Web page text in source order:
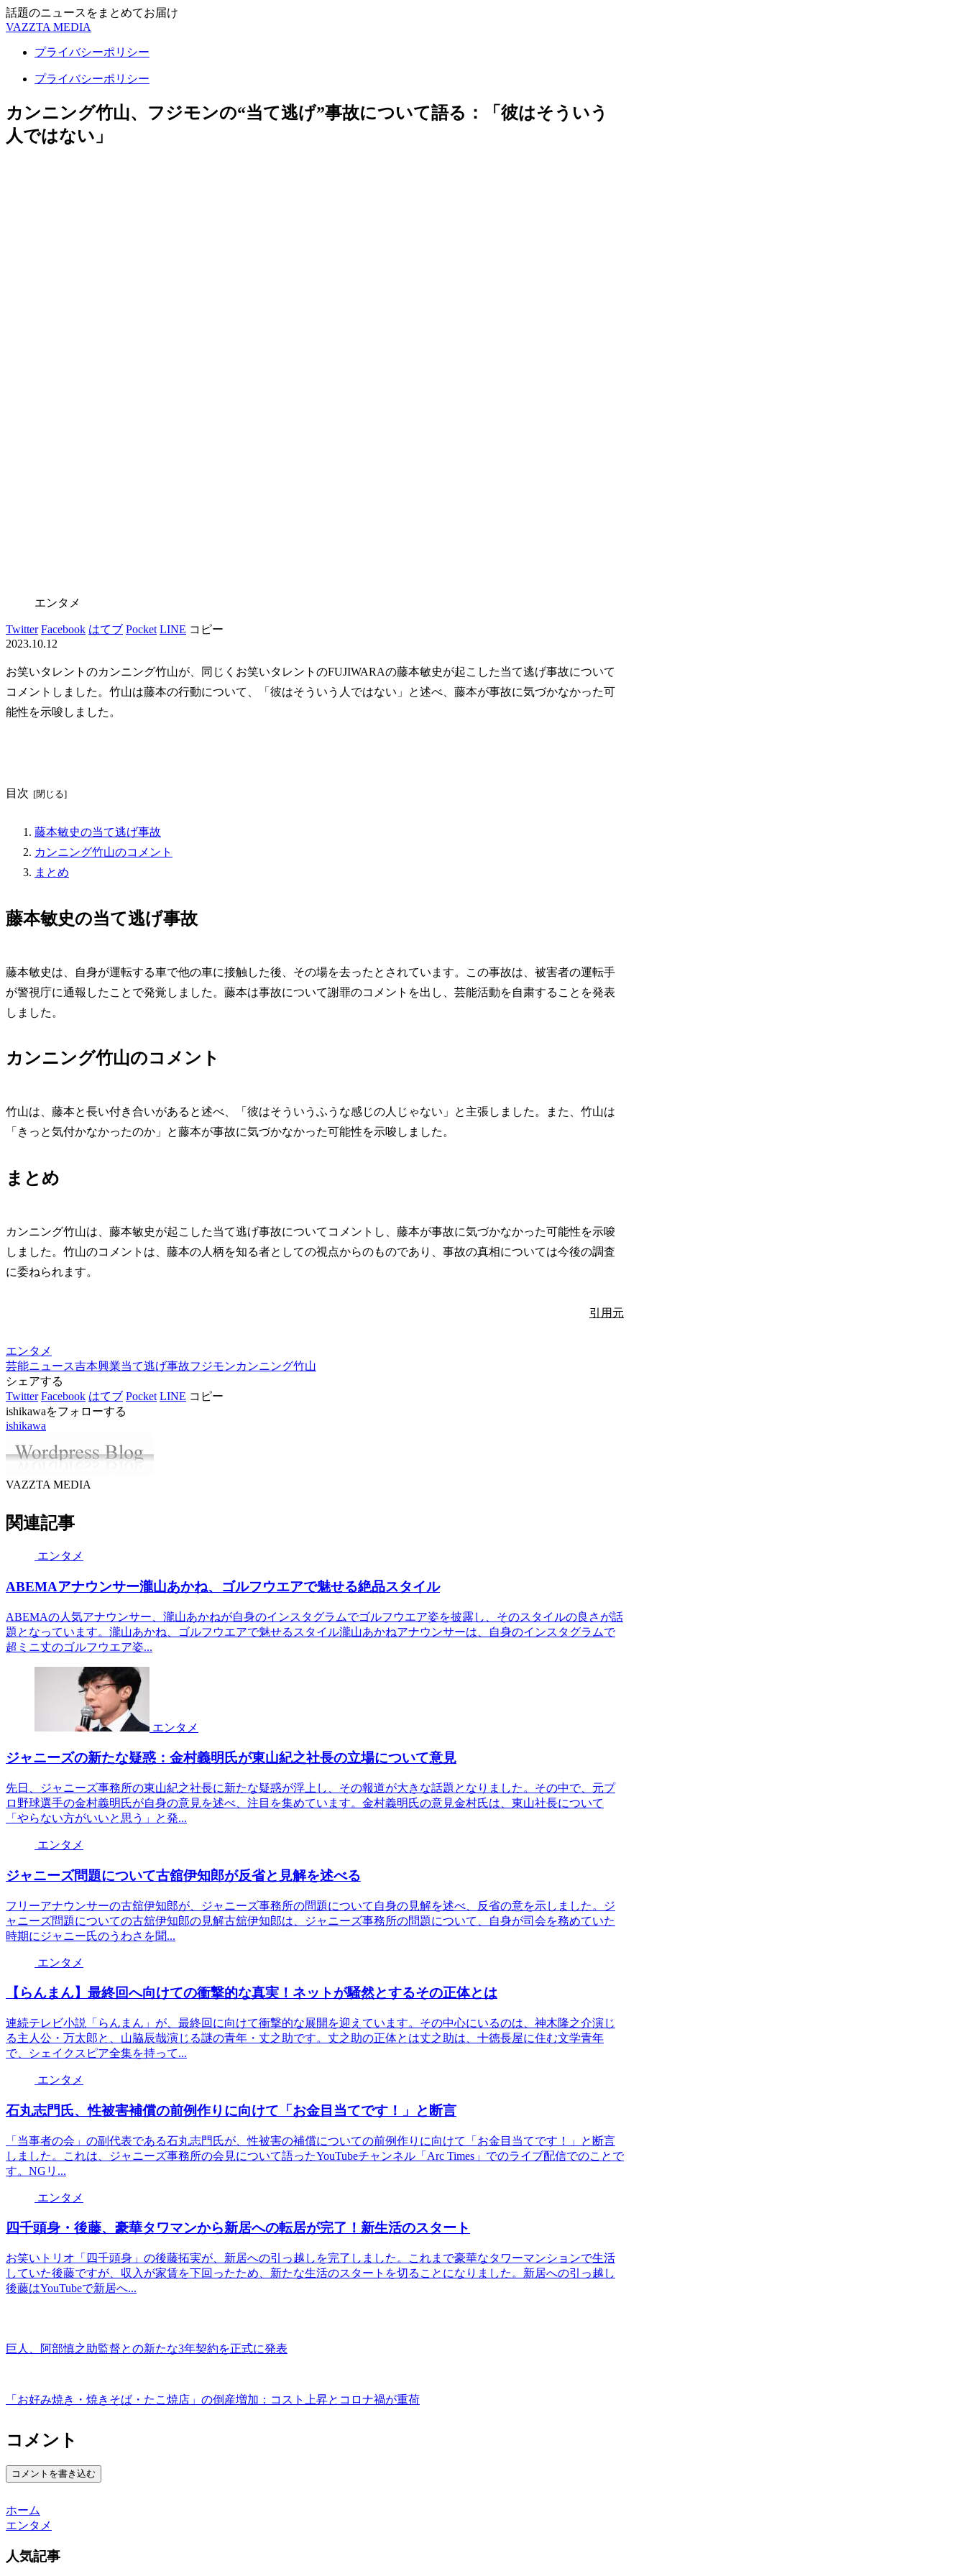
話題のニュースをまとめてお届け
VAZZTA MEDIA
プライバシーポリシー
プライバシーポリシー
カンニング竹山、フジモンの“当て逃げ”事故について語る：「彼はそういう
人ではない」
エンタメ
Twitter Facebook はてブ Pocket LINE コピー
2023.10.12
お笑いタレントのカンニング竹山が、同じくお笑いタレントのFUJIWARAの藤本敏史が起こした当て逃げ事故について
コメントしました。竹山は藤本の行動について、「彼はそういう人ではない」と述べ、藤本が事故に気づかなかった可
能性を示唆しました。
目次
藤本敏史の当て逃げ事故
カンニング竹山のコメント
まとめ
藤本敏史の当て逃げ事故
藤本敏史は、自身が運転する車で他の車に接触した後、その場を去ったとされています。この事故は、被害者の運転手
が警視庁に通報したことで発覚しました。藤本は事故について謝罪のコメントを出し、芸能活動を自粛することを発表
しました。
カンニング竹山のコメント
竹山は、藤本と長い付き合いがあると述べ、「彼はそういうふうな感じの人じゃない」と主張しました。また、竹山は
「きっと気付かなかったのか」と藤本が事故に気づかなかった可能性を示唆しました。
まとめ
カンニング竹山は、藤本敏史が起こした当て逃げ事故についてコメントし、藤本が事故に気づかなかった可能性を示唆
しました。竹山のコメントは、藤本の人柄を知る者としての視点からのものであり、事故の真相については今後の調査
に委ねられます。
引用元
エンタメ
芸能ニュース吉本興業当て逃げ事故フジモンカンニング竹山
シェアする
Twitter Facebook はてブ Pocket LINE コピー
ishikawaをフォローする
ishikawa
VAZZTA MEDIA
関連記事
エンタメ
ABEMAアナウンサー瀧山あかね、ゴルフウエアで魅せる絶品スタイル
ABEMAの人気アナウンサー、瀧山あかねが自身のインスタグラムでゴルフウエア姿を披露し、そのスタイルの良さが話
題となっています。瀧山あかね、ゴルフウエアで魅せるスタイル瀧山あかねアナウンサーは、自身のインスタグラムで
超ミニ丈のゴルフウエア姿...
エンタメ
ジャニーズの新たな疑惑：金村義明氏が東山紀之社長の立場について意見
先日、ジャニーズ事務所の東山紀之社長に新たな疑惑が浮上し、その報道が大きな話題となりました。その中で、元プ
ロ野球選手の金村義明氏が自身の意見を述べ、注目を集めています。金村義明氏の意見金村氏は、東山社長について
「やらない方がいいと思う」と発...
エンタメ
ジャニーズ問題について古舘伊知郎が反省と見解を述べる
フリーアナウンサーの古舘伊知郎が、ジャニーズ事務所の問題について自身の見解を述べ、反省の意を示しました。ジ
ャニーズ問題についての古舘伊知郎の見解古舘伊知郎は、ジャニーズ事務所の問題について、自身が司会を務めていた
時期にジャニー氏のうわさを聞...
エンタメ
【らんまん】最終回へ向けての衝撃的な真実！ネットが騒然とするその正体とは
連続テレビ小説「らんまん」が、最終回に向けて衝撃的な展開を迎えています。その中心にいるのは、神木隆之介演じ
る主人公・万太郎と、山脇辰哉演じる謎の青年・丈之助です。丈之助の正体とは丈之助は、十徳長屋に住む文学青年
で、シェイクスピア全集を持って...
エンタメ
石丸志門氏、性被害補償の前例作りに向けて「お金目当てです！」と断言
「当事者の会」の副代表である石丸志門氏が、性被害の補償についての前例作りに向けて「お金目当てです！」と断言
しました。これは、ジャニーズ事務所の会見について語ったYouTubeチャンネル「Arc Times」でのライブ配信でのことで
す。NGリ...
エンタメ
四千頭身・後藤、豪華タワマンから新居への転居が完了！新生活のスタート
お笑いトリオ「四千頭身」の後藤拓実が、新居への引っ越しを完了しました。これまで豪華なタワーマンションで生活
していた後藤ですが、収入が家賃を下回ったため、新たな生活のスタートを切ることになりました。新居への引っ越し
後藤はYouTubeで新居へ...
巨人、阿部慎之助監督との新たな3年契約を正式に発表
「お好み焼き・焼きそば・たこ焼店」の倒産増加：コスト上昇とコロナ禍が重荷
コメント
コメントを書き込む
ホーム
エンタメ
人気記事